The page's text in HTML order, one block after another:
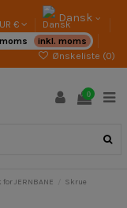
€ Dansk
inkl. moms
Ønskeliste (0)
0
JERNBANE
Skrue